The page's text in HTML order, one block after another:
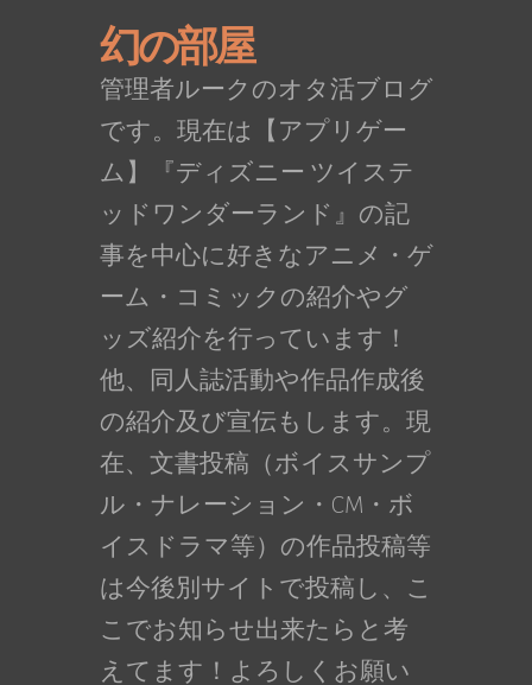
幻の部屋
管理者ルークのオタ活ブログ
です。現在は【アプリゲー
ム】『ディズニー ツイステ
ッドワンダーランド』の記
事を中心に好きなアニメ・ゲ
ーム・コミックの紹介やグ
ッズ紹介を行っています！
他、同人誌活動や作品作成後
の紹介及び宣伝もします。現
在、文書投稿（ボイスサンプ
ル・ナレーション・CM・ボ
イスドラマ等）の作品投稿等
は今後別サイトで投稿し、こ
こでお知らせ出来たらと考
えてます！よろしくお願い